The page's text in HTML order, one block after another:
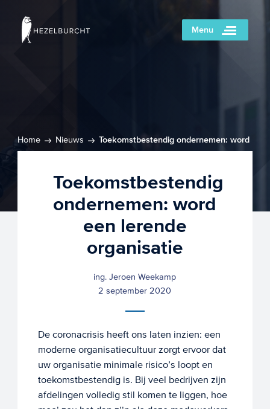
Menu
Home Nieuws
Toekomstbestendig ondernemen: word
Toekomstbestendig
ondernemen: word
een lerende
organisatie
ing. Jeroen Weekamp
2 september 2020
De coronacrisis heeft ons laten inzien: een
moderne organisatiecultuur zorgt ervoor dat
uw organisatie minimale risico’s loopt en
toekomstbestendig is. Bij veel bedrijven zijn
afdelingen volledig stil komen te liggen, hoe